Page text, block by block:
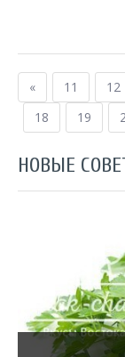
« 11 12
18
19
НОВЫЕ